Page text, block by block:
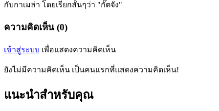
กับกาเมล่า โดยเรียกสั้นๆว่า "กั๊ตจัง"
ความคิดเห็น (0)
เข้าสู่ระบบ เพื่อแสดงความคิดเห็น
ยังไม่มีความคิดเห็น เป็นคนแรกที่แสดงความคิดเห็น!
แนะนำสำหรับคุณ